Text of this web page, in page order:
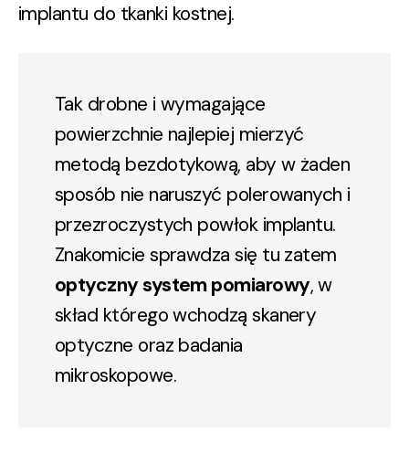
implantu do tkanki kostnej.
Tak drobne i wymagające
powierzchnie najlepiej mierzyć
metodą bezdotykową, aby w żaden
sposób nie naruszyć polerowanych i
przezroczystych powłok implantu.
Znakomicie sprawdza się tu zatem
optyczny system pomiarowy, w
skład którego wchodzą skanery
optyczne oraz badania
mikroskopowe.